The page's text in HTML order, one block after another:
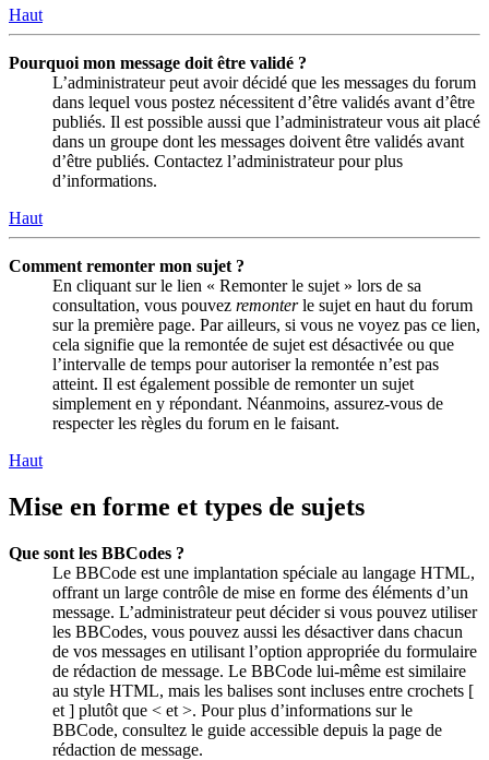
Haut
Pourquoi mon message doit être validé ?
L’administrateur peut avoir décidé que les messages du forum
dans lequel vous postez nécessitent d’être validés avant d’être
publiés. Il est possible aussi que l’administrateur vous ait placé
dans un groupe dont les messages doivent être validés avant
d’être publiés. Contactez l’administrateur pour plus
d’informations.
Haut
Comment remonter mon sujet ?
En cliquant sur le lien « Remonter le sujet » lors de sa
consultation, vous pouvez remonterle sujet en haut du forum
sur la première page. Par ailleurs, si vous ne voyez pas ce lien,
cela signifie que la remontée de sujet est désactivée ou que
l’intervalle de temps pour autoriser la remontée n’est pas
atteint. Il est également possible de remonter un sujet
simplement en y répondant. Néanmoins, assurez-vous de
respecter les règles du forum en le faisant.
Haut
Mise en forme et types de sujets
Que sont les BBCodes ?
Le BBCode est une implantation spéciale au langage HTML,
offrant un large contrôle de mise en forme des éléments d’un
message. L’administrateur peut décider si vous pouvez utiliser
les BBCodes, vous pouvez aussi les désactiver dans chacun
de vos messages en utilisant l’option appropriée du formulaire
de rédaction de message. Le BBCode lui-même est similaire
au style HTML, mais les balises sont incluses entre crochets [
et ] plutôt que < et >. Pour plus d’informations sur le
BBCode, consultez le guide accessible depuis la page de
rédaction de message.